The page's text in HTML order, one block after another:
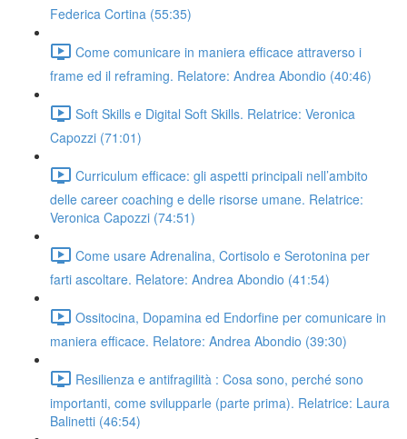
Federica Cortina (55:35)
Come comunicare in maniera efficace attraverso i
frame ed il reframing. Relatore: Andrea Abondio (40:46)
Soft Skills e Digital Soft Skills. Relatrice: Veronica
Capozzi (71:01)
Curriculum efficace: gli aspetti principali nell’ambito
delle career coaching e delle risorse umane. Relatrice:
Veronica Capozzi (74:51)
Come usare Adrenalina, Cortisolo e Serotonina per
farti ascoltare. Relatore: Andrea Abondio (41:54)
Ossitocina, Dopamina ed Endorfine per comunicare in
maniera efficace. Relatore: Andrea Abondio (39:30)
Resilienza e antifragilità : Cosa sono, perché sono
importanti, come svilupparle (parte prima). Relatrice: Laura
Balinetti (46:54)